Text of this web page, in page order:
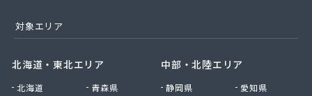
株式会社山新プロパン部
株式会社山田幸一商店
株式会社小林本店
株式会社小林本店稲沢店
対象エリア
北海道・東北エリア
北海道
青森県
中部・北陸エリア
静岡県
愛知県